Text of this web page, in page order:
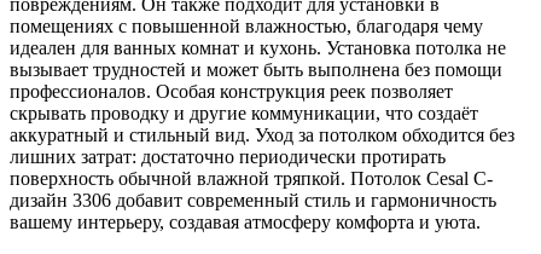
помещениях с повышенной влажностью, благодаря чему
идеален для ванных комнат и кухонь. Установка потолка не
вызывает трудностей и может быть выполнена без помощи
профессионалов. Особая конструкция реек позволяет
скрывать проводку и другие коммуникации, что создаёт
аккуратный и стильный вид. Уход за потолком обходится без
лишних затрат: достаточно периодически протирать
поверхность обычной влажной тряпкой. Потолок Cesal C-
дизайн 3306 добавит современный стиль и гармоничность
вашему интерьеру, создавая атмосферу комфорта и уюта.